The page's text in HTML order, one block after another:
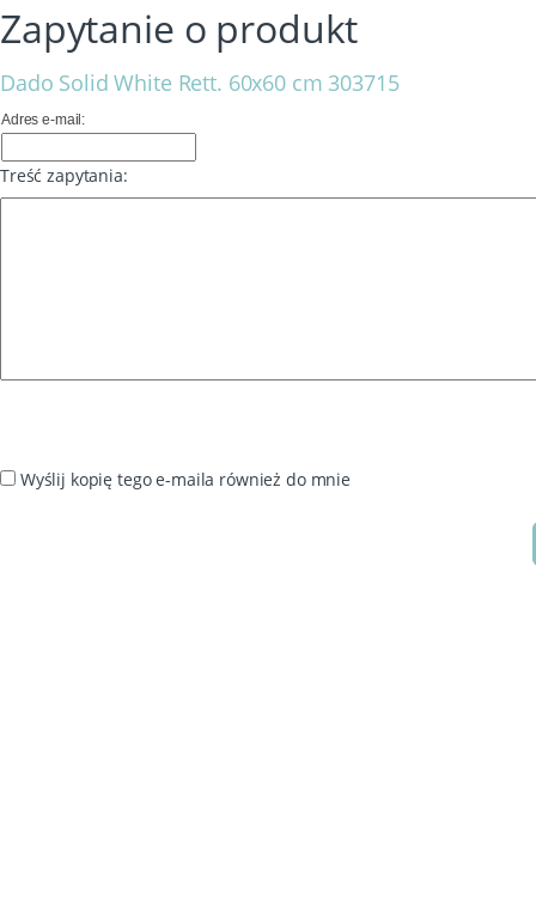
Zapytanie o produkt
Dado Solid White Rett. 60x60 cm 303715
Adres e-mail:
Treść zapytania:
Wyślij kopię tego e-maila również do mnie